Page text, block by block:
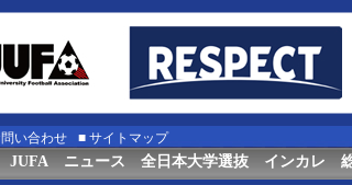
い合わせ ■ サイトマップ
JUFA ニュース 全日本大学選抜 インカレ